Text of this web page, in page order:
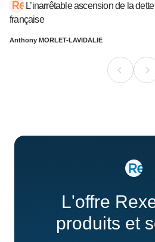
L’inarrêtable ascension de la
française
Anthony MORLET-LAVIDALIE
L'offre
produits et